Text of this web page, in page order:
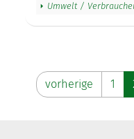
Umwelt /
vorherige 1